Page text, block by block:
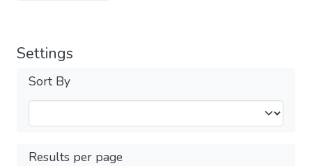
Settings
Sort By
Results per page